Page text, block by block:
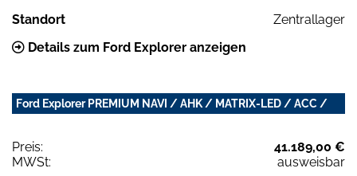
Standort
Zentrallager
Details zum Ford Explorer anzeigen
Ford Explorer PREMIUM NAVI / AHK / MATRIX-LED / ACC /
Preis:
41.189,00 €
MWSt:
ausweisbar